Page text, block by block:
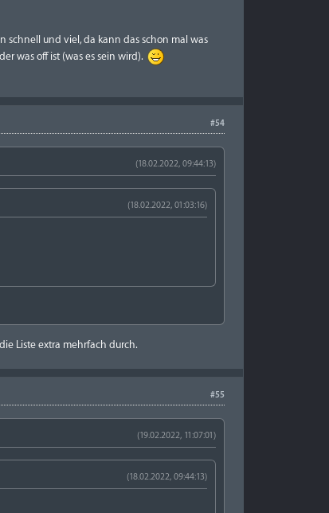
schnell und viel, da kann das schon mal was
was off ist (was es sein wird).
#54
(18.02.2022, 09:44:13)
(18.02.2022, 01:03:16)
Liste extra mehrfach durch.
#55
(19.02.2022, 11:07:01)
(18.02.2022, 09:44:13)